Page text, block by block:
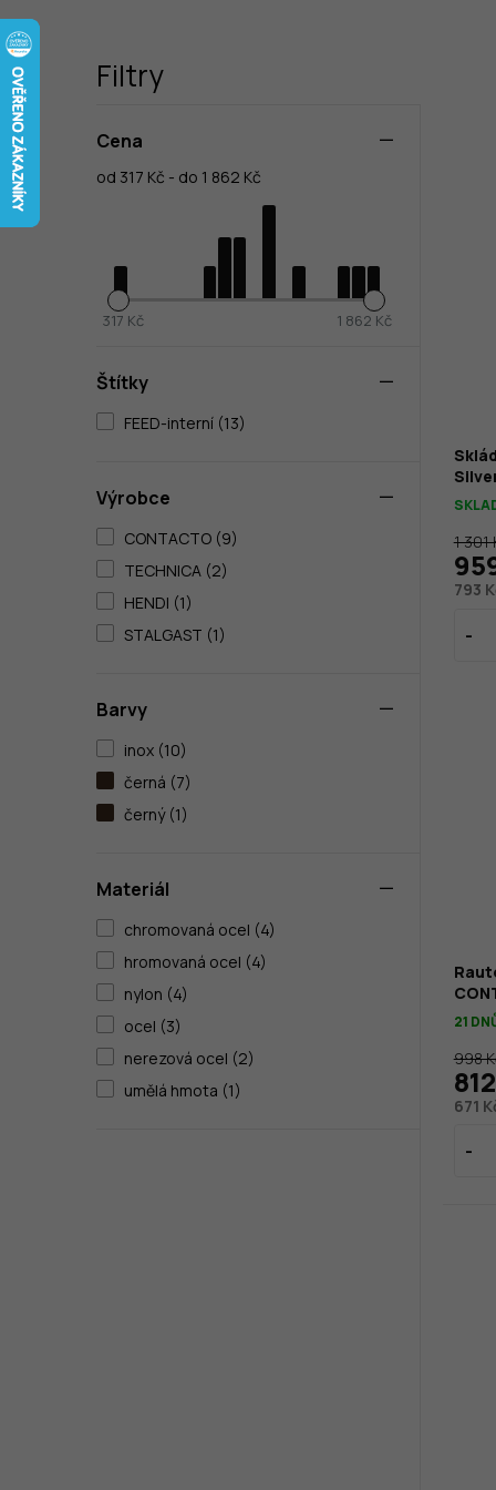
Filtry
Cena
od 317 Kč - do 1 862 Kč
317 Kč 1 862 Kč
Štítky
FEED-interní (13)
Výrobce
CONTACTO (9)
TECHNICA (2)
HENDI (1)
STALGAST (1)
Barvy
inox (10)
černá (7)
černý (1)
Materiál
chromovaná ocel (4)
hromovaná ocel (4)
nylon (4)
ocel (3)
nerezová ocel (2)
umělá hmota (1)
793
1 301
21
671
998